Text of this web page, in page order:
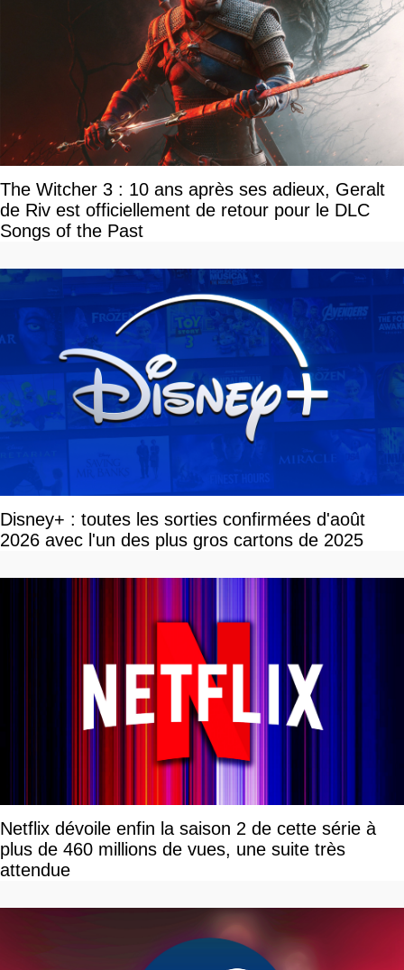
The Witcher 3 : 10 ans après ses adieux, Geralt
de Riv est officiellement de retour pour le DLC
Songs of the Past
Disney+ : toutes les sorties confirmées d'août
2026 avec l'un des plus gros cartons de 2025
Netflix dévoile enfin la saison 2 de cette série à
plus de 460 millions de vues, une suite très
attendue